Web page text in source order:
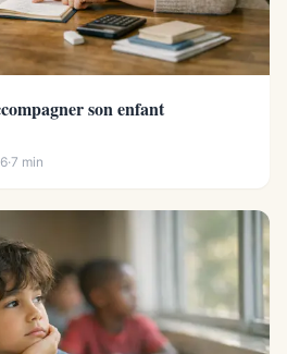
son enfant
·7 min